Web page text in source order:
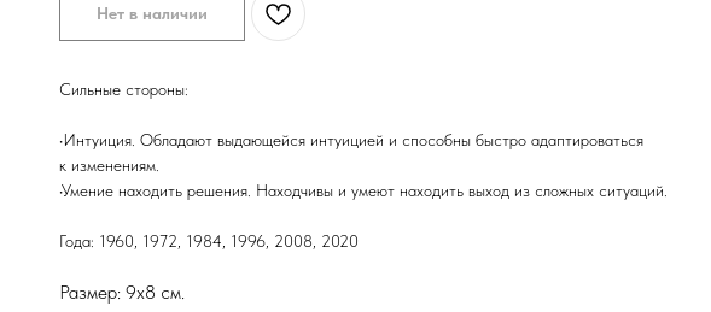
Нет в наличии
Сильные стороны:
•Интуиция. Обладают выдающейся интуицией и способны быстро адаптироваться
к изменениям.
•Умение находить решения. Находчивы и умеют находить выход из сложных ситуаций.
Года: 1960, 1972, 1984, 1996, 2008, 2020
Размер: 9х8 см.